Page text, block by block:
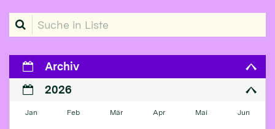
Suche in Liste
Archiv
2026
Jan Feb Mär Apr Mai Jun